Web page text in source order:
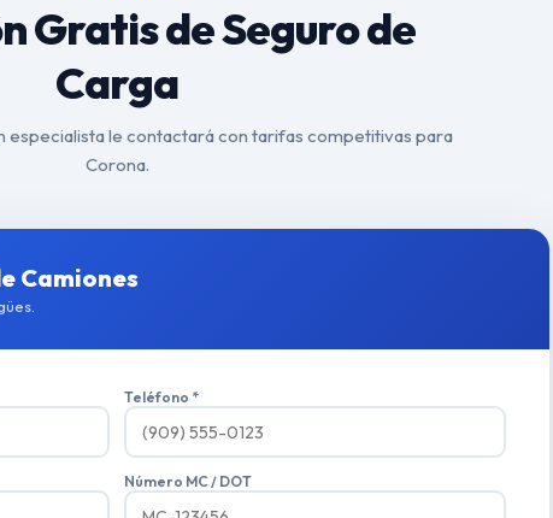
Gratis de Seguro de
Carga
especialista le contactará con tarifas competitivas para
Corona.
Camiones
Teléfono *
Número MC / DOT